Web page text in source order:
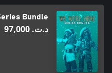
Bundle
د.ت.‏ 97,000